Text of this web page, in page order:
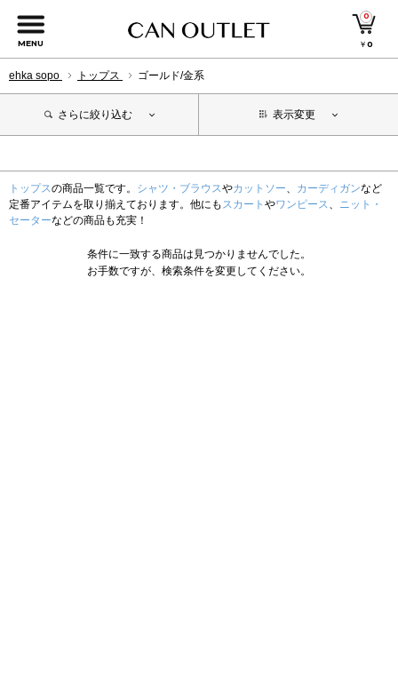
MENU
0
￥0
ehka sopo トップス ゴールド/金系
さらに絞り込む 表示変更
トップスの商品一覧です。 シャツ・ブラウスやカットソー、 カーディガンなど
定番アイテムを取り揃えております。他にも スカート やワンピース、 ニット・
セーターなどの商品も充実！
条件に一致する商品は見つかりませんでした。
お手数ですが、検索条件を変更してください。